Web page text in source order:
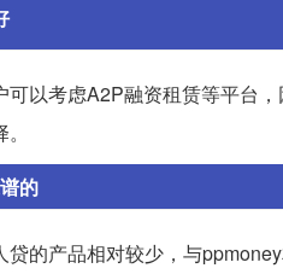
以考虑A2P融资租赁等平台
的
的产品相对较少，与